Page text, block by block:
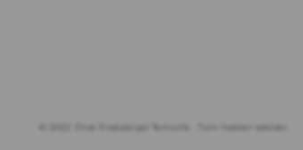
© 2022 Zirve Endüstriyel Temizlik · Tüm hakları saklıdır.